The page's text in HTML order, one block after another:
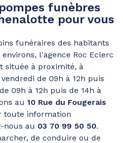
funèbres
pour vous
funéraires des habitants
l'agence Roc Eclerc
située à proximité, à
de 09h à 12h puis
09h à 12h puis de 14h à
au 10 Rue du Fougerais
toute information
nous au 03 70 99 50 50.
de conduire ou de